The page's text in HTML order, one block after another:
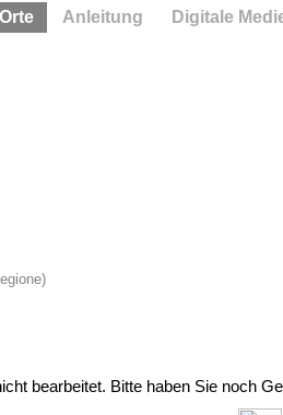
bearbeitet. Bitte haben Sie noch
Orte Anleitung Digitale